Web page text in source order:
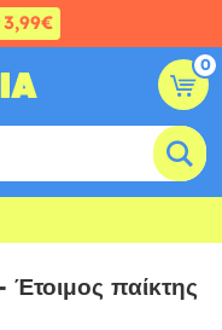
3,99€
0
παίκτης